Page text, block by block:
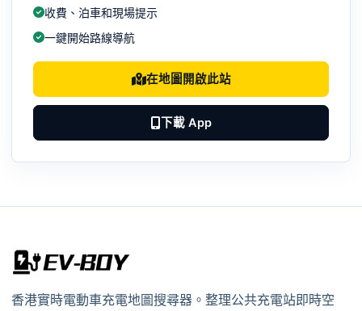
收費、泊車和現場提示
一鍵開始路線導航
在地圖開啟此站
下載 App
香港實時電動車充電地圖搜尋器。整理公共充電站即時空